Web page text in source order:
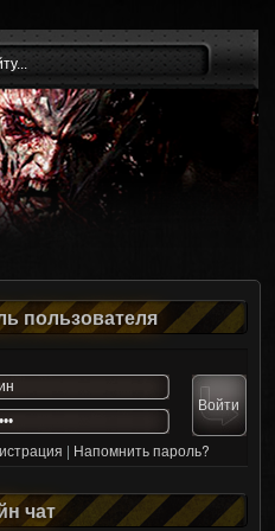
пользователя
| Напомнить пароль?
чат